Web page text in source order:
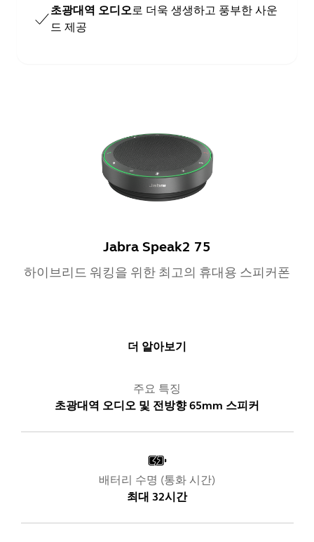
초광대역 오디오로 더욱 생생하고 풍부한 사운
드 제공
Jabra Speak2 75
하이브리드 워킹을 위한 최고의 휴대용 스피커폰
더 알아보기
주요 특징
초광대역 오디오 및 전방향 65mm 스피커
배터리 수명 (통화 시간)
최대 32시간